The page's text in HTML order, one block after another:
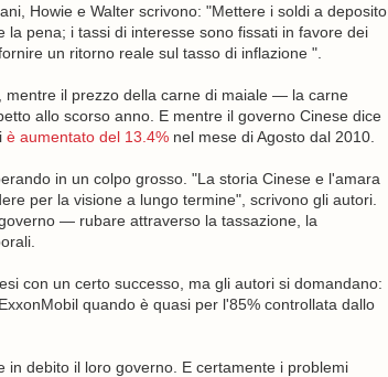
Howie e Walter scrivono: "Mettere i soldi a deposito
pena; i tassi di interesse sono fissati in favore dei
un ritorno reale sul tasso di inflazione ".
mentre il prezzo della carne di maiale — la carne
allo scorso anno. E mentre il governo Cinese dice
è aumentato del 13.4%nel mese di Agosto dal 2010.
in un colpo grosso. "La storia Cinese e l'amara
per la visione a lungo termine", scrivono gli autori.
— rubare attraverso la tassazione, la
con un certo successo, ma gli autori si domandano:
quando è quasi per l'85% controllata dallo
debito il loro governo. E certamente i problemi